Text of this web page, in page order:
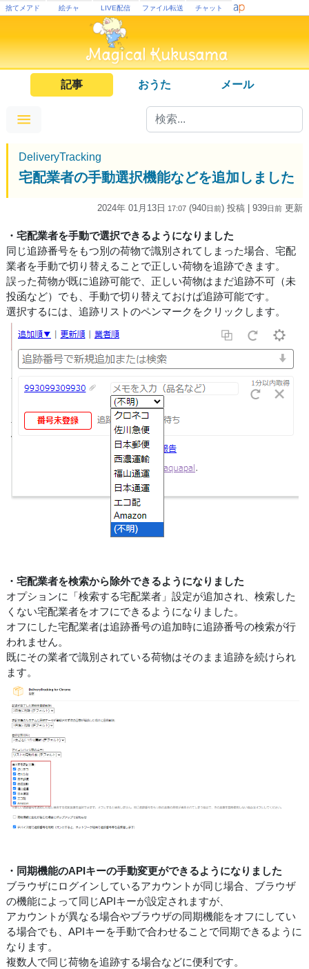
捨てメアド 絵チャ LIVE配信 ファイル転送 チャット
記事 おうた メール
DeliveryTracking
宅配業者の手動選択機能などを追加しました
2024年 01月13日 17:07 (940日前) 投稿 | 939日前 更新
・宅配業者を手動で選択できるようになりました
同じ追跡番号をもつ別の荷物で識別されてしまった場合、宅配
業者を手動で切り替えることで正しい荷物を追跡できます。
誤った荷物が既に追跡可能で、正しい荷物はまだ追跡不可（未
投函など）でも、手動で切り替えておけば追跡可能です。
選択するには、追跡リストのペンマークをクリックします。
・宅配業者を検索から除外できるようになりました
オプションに「検索する宅配業者」設定が追加され、検索した
くない宅配業者をオフにできるようになりました。
オフにした宅配業者は追跡番号の追加時に追跡番号の検索が行
われません。
既にその業者で識別されている荷物はそのまま追跡を続けられ
ます。
・同期機能のAPIキーの手動変更ができるようになりました
ブラウザにログインしているアカウントが同じ場合、ブラウザ
の機能によって同じAPIキーが設定されますが、
アカウントが異なる場合やブラウザの同期機能をオフにしてい
る場合でも、APIキーを手動で合わせることで同期できるように
なります。
複数人で同じ荷物を追跡する場合などに便利です。